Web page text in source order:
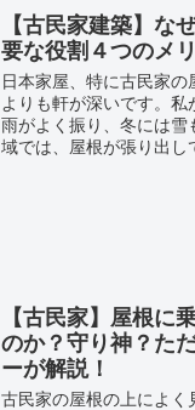
【古民家建築】な
要な役割４つのメ
日本家屋、特に古民家
よりも軒が深いです。
雨がよく振り、冬には
域では、屋根が張り出し
【古民家】屋根に
のか？守り神？た
ーが解説！
古民家の屋根の上によく